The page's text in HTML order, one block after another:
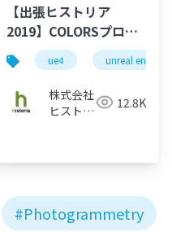
spatial reconstruction
【出張ヒストリア
2019】COLORSプロジ
ェクトフォトグラメト
リに挑戦してみた！
ue4 unreal engine
株式会社
ヒストリ
12.8K
#Photogrammetry